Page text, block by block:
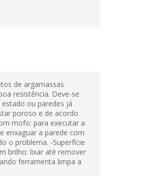
de argamassas
resistência. Deve-se
ou paredes já
poroso e de acordo
mofo: para executar a
enxaguar a parede com
o problema. -Superfície
brilho: lixar até remover
ferramenta limpa a